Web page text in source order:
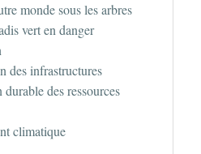
monde sous les arbres
vert en danger
des infrastructures
durable des ressources
climatique